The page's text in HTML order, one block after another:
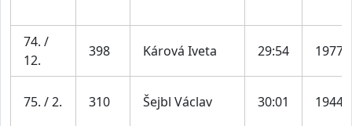
74. /
12.
398 Kárová Iveta 29:54 1977
75. / 2. 310 Šejbl Václav 30:01 1944